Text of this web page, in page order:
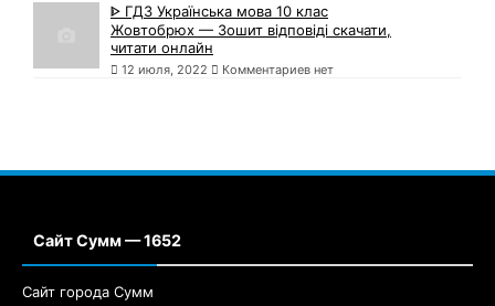
ᐈ ГДЗ Українська мова 10 клас
Жовтобрюх — Зошит відповіді скачати,
читати онлайн
12 июля, 2022 Комментариев нет
Сайт Сумм — 1652
Сайт города Сумм